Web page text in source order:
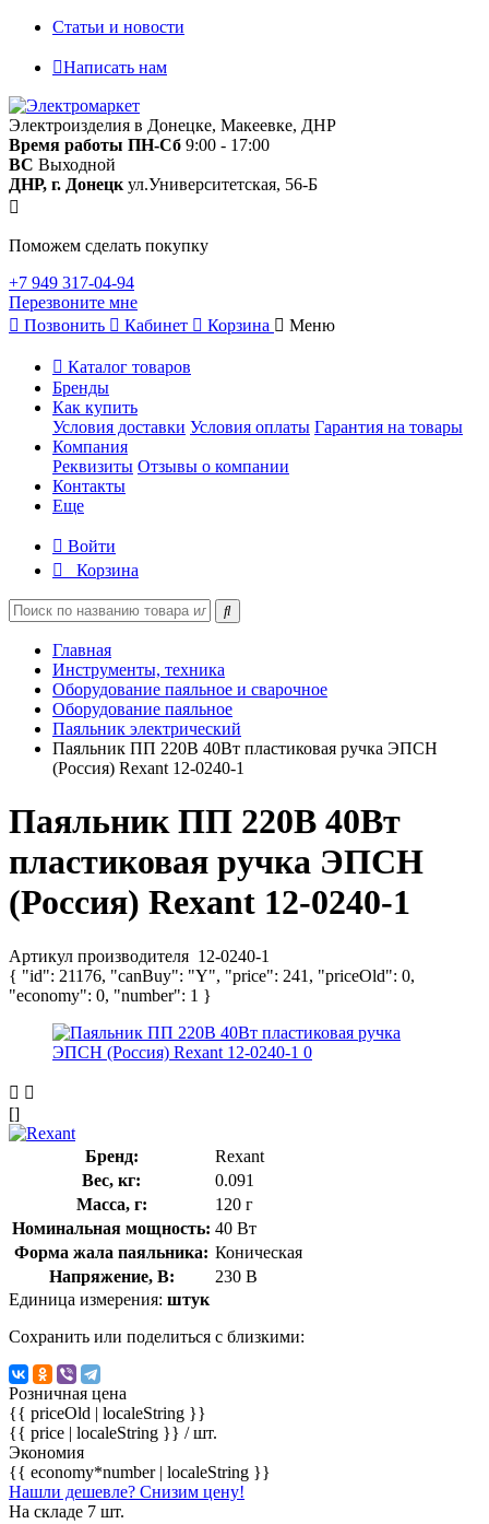
Статьи и новости
Написать нам
Электроизделия в Донецке, Макеевке, ДНР
Время работы ПН-Сб 9:00 - 17:00
ВС Выходной
ДНР, г. Донецк ул.Университетская, 56-Б
Поможем сделать покупку
+7 949 317-04-94
Перезвоните мне
Позвонить
Кабинет Корзина Меню
Каталог товаров
Бренды
Как купить
Условия доставки Условия оплаты Гарантия на товары
Компания
Реквизиты Отзывы о компании
Контакты
Еще
Войти
Корзина
Главная
Инструменты, техника
Оборудование паяльное и сварочное
Оборудование паяльное
Паяльник электрический
Паяльник ПП 220В 40Вт пластиковая ручка ЭПСН
(Россия) Rexant 12-0240-1
Паяльник ПП 220В 40Вт
пластиковая ручка ЭПСН
(Россия) Rexant 12-0240-1
Артикул производителя 12-0240-1
{ "id": 21176, "canBuy": "Y", "price": 241, "priceOld": 0,
"economy": 0, "number": 1 }
[]
Бренд:
Rexant
Вес, кг:
0.091
Масса, г:
120 г
Номинальная мощность: 40 Вт
Форма жала паяльника: Коническая
Напряжение, В:
230 В
Единица измерения: штук
Сохранить или поделиться с близкими:
Розничная цена
{{ priceOld | localeString }}
{{ price | localeString }} / шт.
Экономия
{{ economy*number | localeString }}
Нашли дешевле? Снизим цену!
На складе 7 шт.